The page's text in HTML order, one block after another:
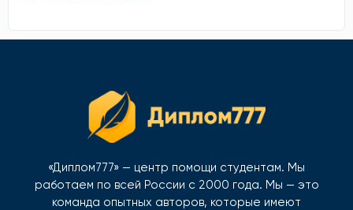
«Диплом777» — центр помощи студентам. Мы
работаем по всей России с 2000 года. Мы — это
команда опытных авторов, которые имеют